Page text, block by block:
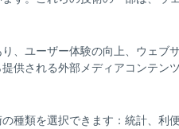
、ユーザー体験の向上、ウェブ
供される外部メディアコンテン
種類を選択できます：統計、利